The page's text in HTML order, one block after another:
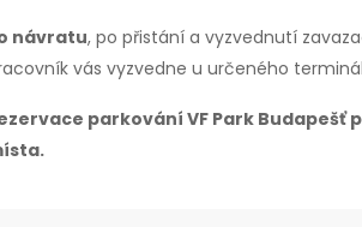
návratu, po přistání a vyzvednutí
vás vyzvedne u určeného
parkování VF Park Budapešť